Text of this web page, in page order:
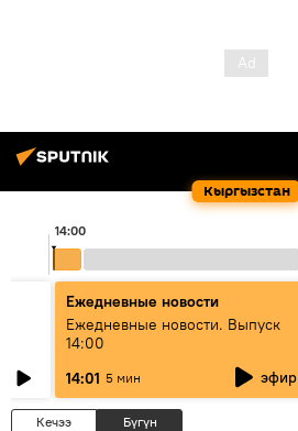
Кыргызстан
14:00
Ежедневные новости
Ежедневные новости. Выпуск
14:00
14:01 5 мин эфир
Кечээ Бүгүн